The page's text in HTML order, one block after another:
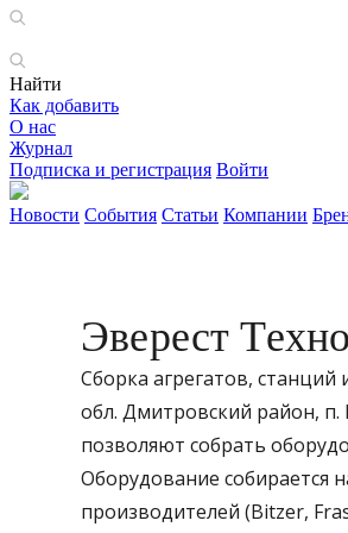
Найти
Как добавить
О нас
Журнал
Подписка и регистрация Войти
Новости События Статьи Компании
Эверест
Сборка агрегатов,
обл. Дмитровский район,
позволяют собрать
Оборудование
производителей (Bitzer,